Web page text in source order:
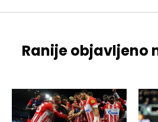
Ranije objavljeno